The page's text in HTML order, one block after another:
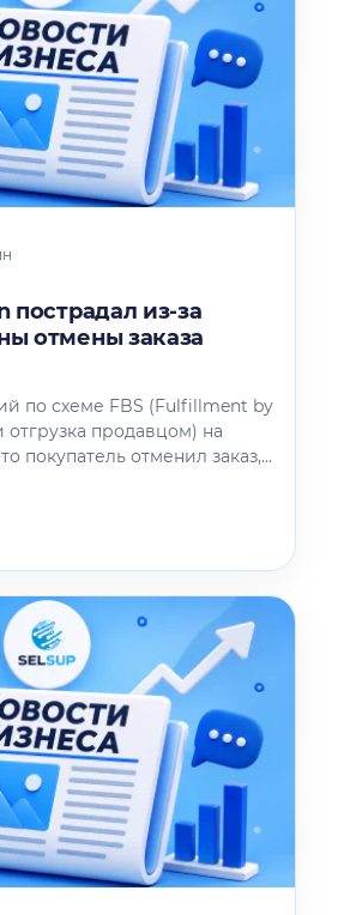
пострадал из-за
отмены заказа
по схеме FBS (Fulfillment by
продавцом) на
покупатель отменил заказ,